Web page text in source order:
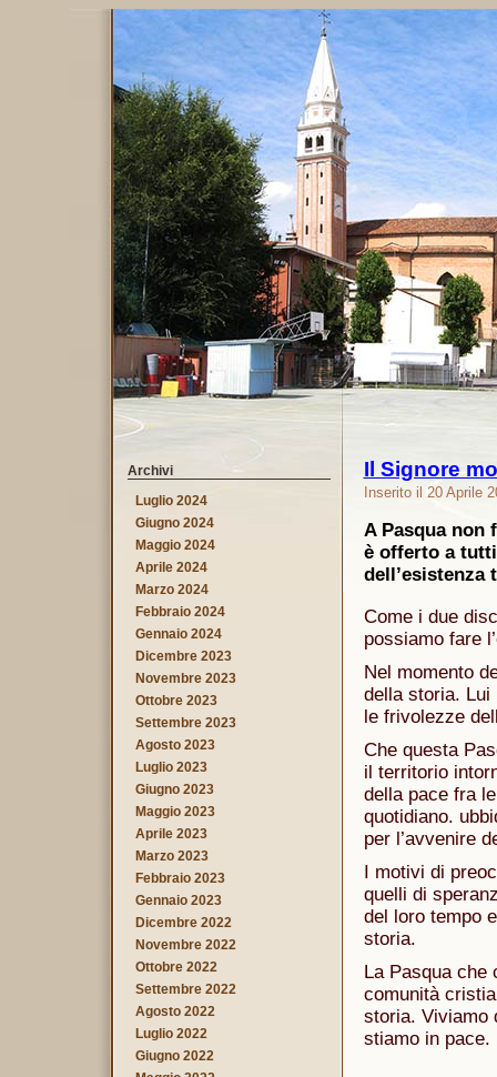
Il Signore
Inserito il 20 Aprile
A Pasqua non
è offerto a
dell’esistenza
Come i due
possiamo fare
Nel momento
della storia. Lui
le frivolezze
Che questa
il territorio
della pace fra
quotidiano.
per l’avvenire
I motivi di
quelli di
del loro tempo
storia.
La Pasqua che
comunità
storia. Viviamo
stiamo in pace.
Archivi
Luglio 2024
Giugno 2024
Maggio 2024
Aprile 2024
Marzo 2024
Febbraio 2024
Gennaio 2024
Dicembre 2023
Novembre 2023
Ottobre 2023
Settembre 2023
Agosto 2023
Luglio 2023
Giugno 2023
Maggio 2023
Aprile 2023
Marzo 2023
Febbraio 2023
Gennaio 2023
Dicembre 2022
Novembre 2022
Ottobre 2022
Settembre 2022
Agosto 2022
Luglio 2022
Giugno 2022